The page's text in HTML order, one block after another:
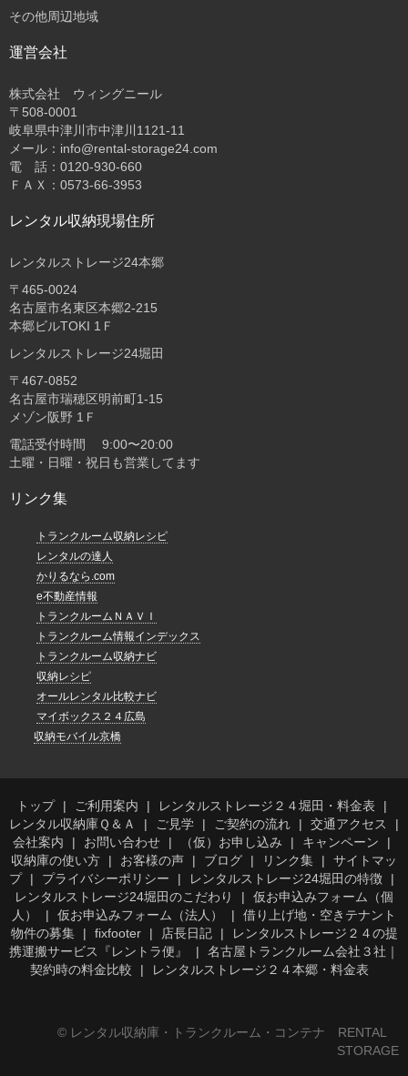
その他周辺地域
運営会社
株式会社 ウィングニール
〒508-0001
岐阜県中津川市中津川1121-11
メール：info@rental-storage24.com
電 話：0120-930-660
ＦＡＸ：0573-66-3953
レンタル収納現場住所
レンタルストレージ24本郷
〒465-0024
名古屋市名東区本郷2-215
本郷ビルTOKI 1Ｆ
レンタルストレージ24堀田
〒467-0852
名古屋市瑞穂区明前町1-15
メゾン阪野 1Ｆ
電話受付時間 9:00〜20:00
土曜・日曜・祝日も営業してます
リンク集
トランクルーム収納レシピ
レンタルの達人
かりるなら.com
e不動産情報
トランクルームＮＡＶＩ
トランクルーム情報インデックス
トランクルーム収納ナビ
収納レシピ
オールレンタル比較ナビ
マイボックス２４広島
収納モバイル京橋
トップ ご利用案内
レンタルストレージ２４堀田・料金表
レンタル収納庫Ｑ＆Ａ
ご見学 ご契約の流れ
交通アクセス
会社案内
お問い合わせ （仮）お申し込み
キャンペーン
収納庫の使い方
お客様の声 ブログ リンク集
サイトマッ
プ
プライバシーポリシー
レンタルストレージ24堀田の特徴
レンタルストレージ24堀田のこだわり
仮お申込みフォーム（個
人）
仮お申込みフォーム（法人）
借り上げ地・空きテナント
物件の募集
fixfooter 店長日記
レンタルストレージ２４の提
携運搬サービス『レントラ便』
名古屋トランクルーム会社３社｜
契約時の料金比較
レンタルストレージ２４本郷・料金表
© レンタル収納庫・トランクルーム・コンテナ RENTAL
STORAGE